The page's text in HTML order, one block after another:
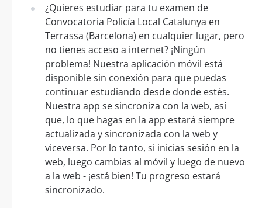
¿Quieres estudiar para tu examen de
Convocatoria Policía Local Catalunya en
Terrassa (Barcelona) en cualquier lugar, pero
no tienes acceso a internet? ¡Ningún
problema! Nuestra aplicación móvil está
disponible sin conexión para que puedas
continuar estudiando desde donde estés.
Nuestra app se sincroniza con la web, así
que, lo que hagas en la app estará siempre
actualizada y sincronizada con la web y
viceversa. Por lo tanto, si inicias sesión en la
web, luego cambias al móvil y luego de nuevo
a la web - ¡está bien! Tu progreso estará
sincronizado.